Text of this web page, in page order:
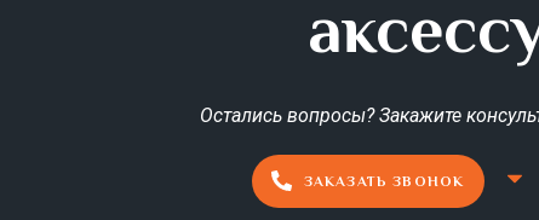
Остались вопросы? Закажите
ЗАКАЗАТЬ ЗВОНОК